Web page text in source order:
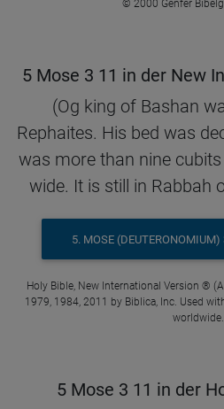
© 2000 Genfer
5 Mose 3 11 in der New
(Og king of Bashan
Rephaites. His bed was
was more than nine
wide. It is still in Rabbah
5. MOSE (DEUTERONOMIUM)
Holy Bible, New International Version ®
1979, 1984, 2011 by Biblica, Inc. Used
worldwide.
5 Mose 3 11 in der